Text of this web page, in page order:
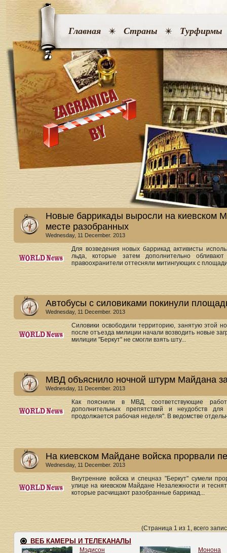
Главная Страны Турфирмы
Новые баррикады выросли на киевском
месте разобранных
Wednesday, 11 December. 2013
Для возведения новых баррикад активисты
льда, которые затем дополнительно
правоохранители оттесняли митингующих с
Автобусы с силовиками покинули
Wednesday, 11 December. 2013
Силовики освободили территорию, занятую этой
после отъезда милиции начали возводить новые
милиции "Беркут" не смогли взять шту...
МВД объяснило ночной штурм Майдана
Wednesday, 11 December. 2013
Как пояснили в МВД, соответствующие
дополнительных препятствий и неудобств
продолжается рабочая неделя". В ведомстве
На киевском Майдане войска прорвали
Wednesday, 11 December. 2013
Внутренние войска и спецназ "Беркут" сумели
улице на киевском Майдане Незалежности и
которые расчищают разобранные баррикад...
(Страница 1 из 1, всего